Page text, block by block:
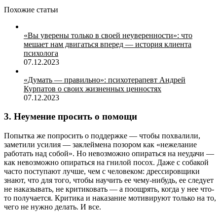
Похожие статьи
«Вы уверены только в своей неуверенности»: что
мешает нам двигаться вперед — история клиента
психолога
07.12.2023
«Думать — правильно»: психотерапевт Андрей
Курпатов о своих жизненных ценностях
07.12.2023
3. Неумение просить о помощи
Попытка же попросить о поддержке — чтобы похвалили,
заметили усилия — заклеймена позором как «нежелание
работать над собой». Но невозможно опираться на неудачи —
как невозможно опираться на гнилой посох. Даже с собакой
часто поступают лучше, чем с человеком: дрессировщики
знают, что для того, чтобы научить ее чему-нибудь, ее следует
не наказывать, не критиковать — а поощрять, когда у нее что-
то получается. Критика и наказание мотивируют только на то,
чего не нужно делать. И все.